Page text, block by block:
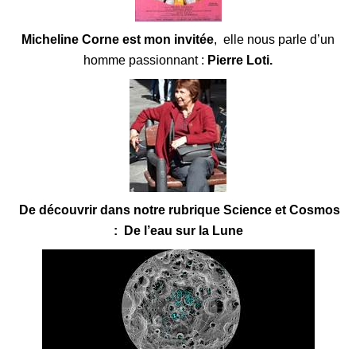
Micheline Corne est mon invitée, elle nous parle d’un
homme passionnant : Pierre Loti.
De découvrir dans notre rubrique Science et Cosmos
: De l’eau sur la Lune